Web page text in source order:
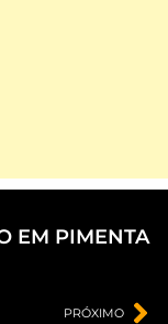
EM PIMENTA
PRÓXIMO